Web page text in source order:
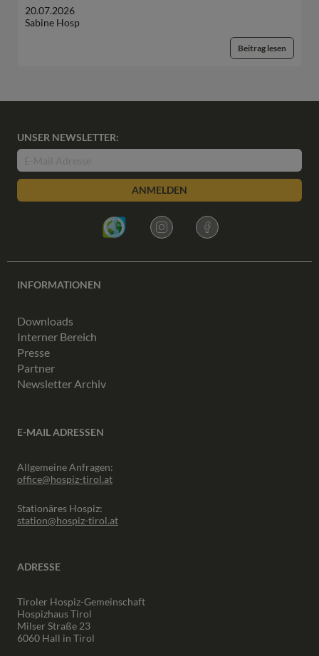
20.07.2026
Sabine Hosp
Beitrag lesen
UNSER NEWSLETTER:
ANMELDEN
INFORMATIONEN
Downloads
Interner Bereich
Presse
Partner
Newsletter Archiv
E-MAIL ADRESSEN
Allgemeine Anfragen:
office@hospiz-tirol.at
Stationäres Hospiz:
station@hospiz-tirol.at
ADRESSE
Tiroler Hospiz-Gemeinschaft
Hospizhaus Tirol
Milser Straße 23
6060 Hall in Tirol